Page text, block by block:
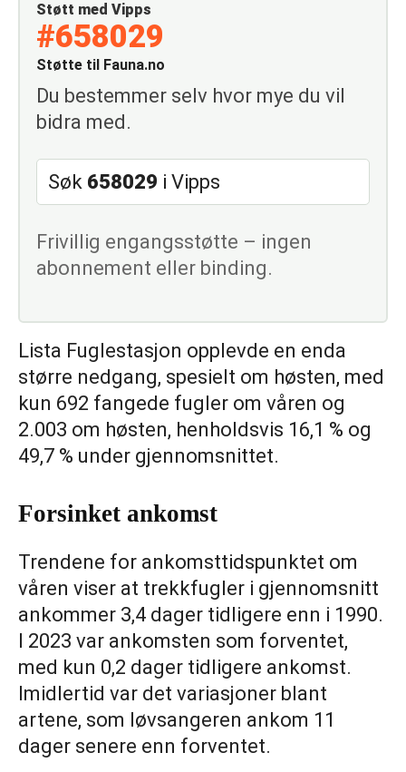
Støtt med Vipps
#658029
Støtte til Fauna.no
Du bestemmer selv hvor mye du vil
bidra med.
Søk 658029 i Vipps
Frivillig engangsstøtte – ingen
abonnement eller binding.
Lista Fuglestasjon opplevde en enda
større nedgang, spesielt om høsten, med
kun 692 fangede fugler om våren og
2.003 om høsten, henholdsvis 16,1 % og
49,7 % under gjennomsnittet.
Forsinket ankomst
Trendene for ankomsttidspunktet om
våren viser at trekkfugler i gjennomsnitt
ankommer 3,4 dager tidligere enn i 1990.
I 2023 var ankomsten som forventet,
med kun 0,2 dager tidligere ankomst.
Imidlertid var det variasjoner blant
artene, som løvsangeren ankom 11
dager senere enn forventet.